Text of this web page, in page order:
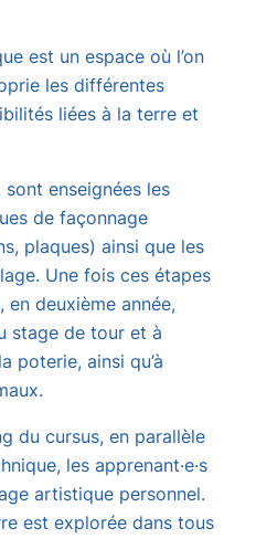
est un espace où l’on
les différentes
liées à la terre et
sont enseignées les
de façonnage
plaques) ainsi que les
Une fois ces étapes
en deuxième année,
stage de tour et à
poterie, ainsi qu’à
du cursus, en parallèle
les apprenant·e·s
artistique personnel.
est explorée dans tous